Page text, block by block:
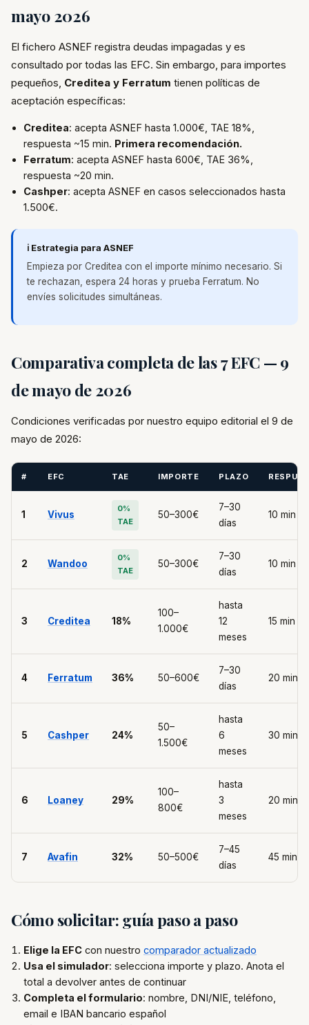
mayo 2026
El fichero ASNEF registra deudas impagadas y es
consultado por todas las EFC. Sin embargo, para importes
pequeños, Creditea y Ferratum tienen políticas de
aceptación específicas:
Creditea: acepta ASNEF hasta 1.000€, TAE 18%,
respuesta ~15 min. Primera recomendación.
Ferratum: acepta ASNEF hasta 600€, TAE 36%,
respuesta ~20 min.
Cashper: acepta ASNEF en casos seleccionados hasta
1.500€.
ℹ️ Estrategia para ASNEF
Empieza por Creditea con el importe mínimo necesario. Si
te rechazan, espera 24 horas y prueba Ferratum. No
envíes solicitudes simultáneas.
Comparativa completa de las 7 EFC — 9
de mayo de 2026
Condiciones verificadas por nuestro equipo editorial el 9 de
mayo de 2026:
# EFC TAE IMPORTE PLAZO
1 Vivus
0%
TAE
50–300€
7–30
días
10 min
2 Wandoo
0%
TAE
50–300€
7–30
días
10 min
3 Creditea 18%
100–
1.000€
hasta
12
meses
15 min
4 Ferratum 36% 50–600€
7–30
días
20 min
5 Cashper 24%
50–
1.500€
hasta
6
meses
30 min
6 Loaney 29%
100–
800€
hasta
3
meses
20 min
7 Avafin 32% 50–500€
7–45
días
45 min
Cómo solicitar: guía paso a paso
Elige la EFC con nuestro comparador actualizado
Usa el simulador: selecciona importe y plazo. Anota el
total a devolver antes de continuar
Completa el formulario: nombre, DNI/NIE, teléfono,
email e IBAN bancario español